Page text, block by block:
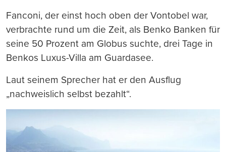
Fanconi, der einst hoch oben der Vontobel war,
verbrachte rund um die Zeit, als Benko Banken für
seine 50 Prozent am Globus suchte, drei Tage in
Benkos Luxus-Villa am Guardasee.
Laut seinem Sprecher hat er den Ausflug
„nachweislich selbst bezahlt“.